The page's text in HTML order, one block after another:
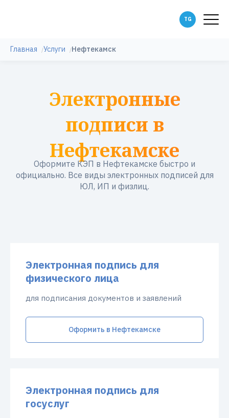
Главная Услуги Нефтекамск
Электронные
подписи в
Нефтекамске
Оформите КЭП в Нефтекамске быстро и
официально. Все виды электронных подписей для
ЮЛ, ИП и физлиц.
Электронная подпись для
физического лица
для подписания документов и заявлений
Оформить в Нефтекамске
Электронная подпись для
госуслуг